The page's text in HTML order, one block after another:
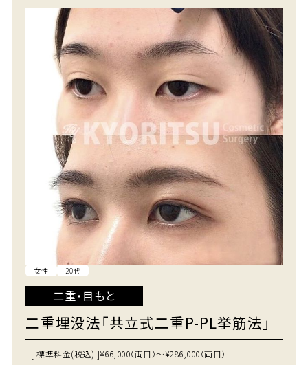
女性 20代
二重・目もと
二重埋没法「共立式二重P-PL挙筋法」
[ 標準料金(税込) ]¥66,000（両目）～¥286,000（両目）